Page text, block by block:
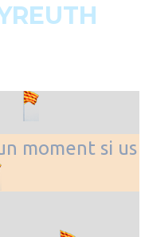
moment si us